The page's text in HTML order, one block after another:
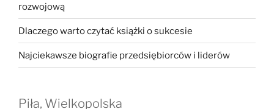
rozwojową
Dlaczego warto czytać książki o sukcesie
Najciekawsze biografie przedsiębiorców i liderów
Piła, Wielkopolska